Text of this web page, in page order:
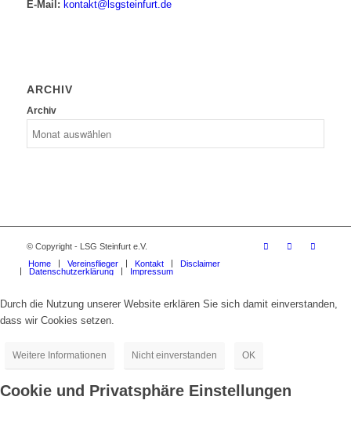
E-Mail: kontakt@lsgsteinfurt.de
ARCHIV
Archiv
© Copyright - LSG Steinfurt e.V.
Home
Vereinsflieger Kontakt
Disclaimer
Datenschutzerklärung
Impressum
Durch die Nutzung unserer Website erklären Sie sich damit einverstanden,
dass wir Cookies setzen.
Weitere Informationen Nicht einverstanden OK
Cookie und Privatsphäre Einstellungen